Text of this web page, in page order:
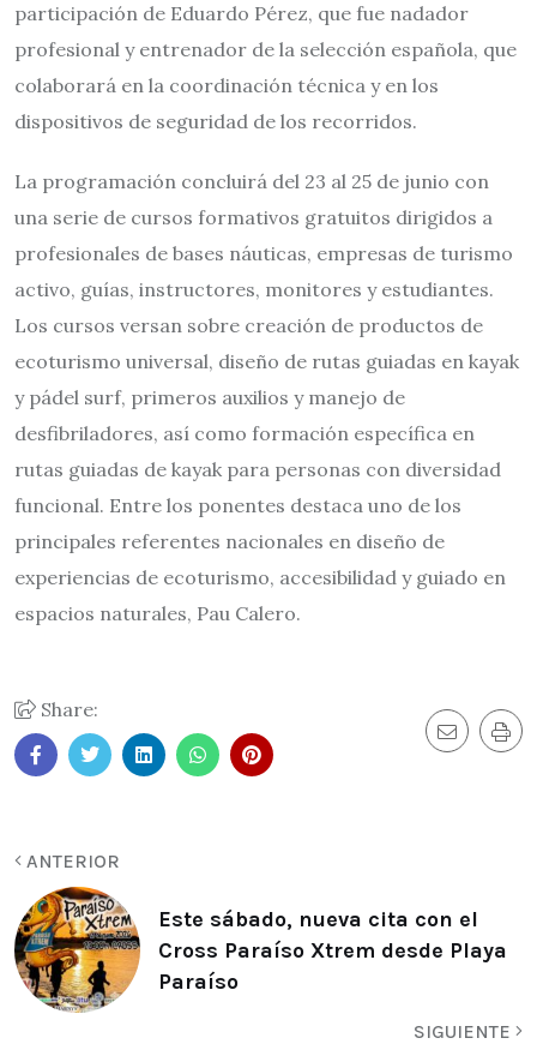
participación de Eduardo Pérez, que fue nadador
profesional y entrenador de la selección española, que
colaborará en la coordinación técnica y en los
dispositivos de seguridad de los recorridos.
La programación concluirá del 23 al 25 de junio con
una serie de cursos formativos gratuitos dirigidos a
profesionales de bases náuticas, empresas de turismo
activo, guías, instructores, monitores y estudiantes.
Los cursos versan sobre creación de productos de
ecoturismo universal, diseño de rutas guiadas en kayak
y pádel surf, primeros auxilios y manejo de
desfibriladores, así como formación específica en
rutas guiadas de kayak para personas con diversidad
funcional. Entre los ponentes destaca uno de los
principales referentes nacionales en diseño de
experiencias de ecoturismo, accesibilidad y guiado en
espacios naturales, Pau Calero.
Share:
ANTERIOR
Este sábado, nueva cita con el
Cross Paraíso Xtrem desde Playa
Paraíso
SIGUIENTE